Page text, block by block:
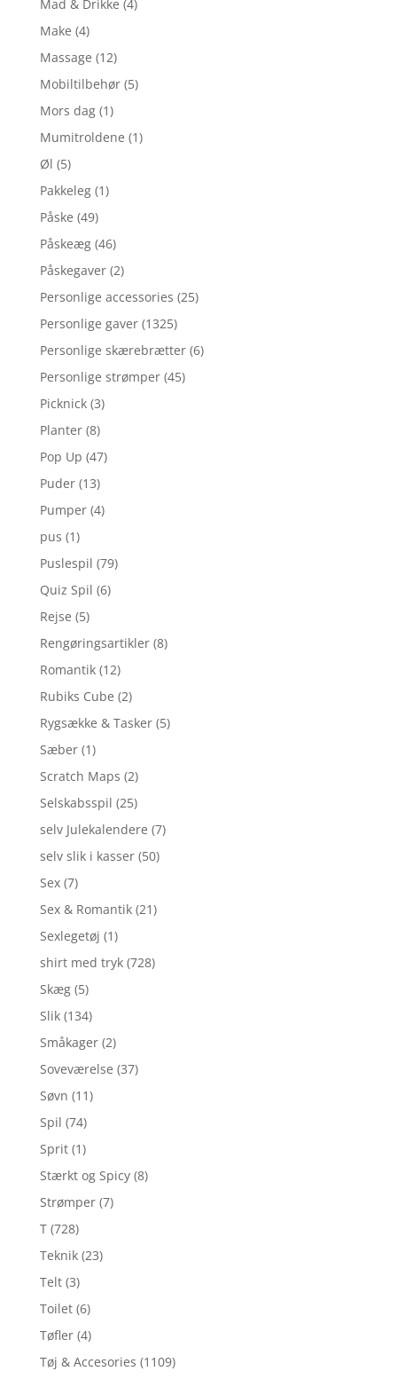
Mad & Drikke (4)
Make (4)
Massage (12)
Mobiltilbehør (5)
Mors dag (1)
Mumitroldene (1)
Øl (5)
Pakkeleg (1)
Påske (49)
Påskeæg (46)
Påskegaver (2)
Personlige accessories (25)
Personlige gaver (1325)
Personlige skærebrætter (6)
Personlige strømper (45)
Picknick (3)
Planter (8)
Pop Up (47)
Puder (13)
Pumper (4)
pus (1)
Puslespil (79)
Quiz Spil (6)
Rejse (5)
Rengøringsartikler (8)
Romantik (12)
Rubiks Cube (2)
Rygsække & Tasker (5)
Sæber (1)
Scratch Maps (2)
Selskabsspil (25)
selv Julekalendere (7)
selv slik i kasser (50)
Sex (7)
Sex & Romantik (21)
Sexlegetøj (1)
shirt med tryk (728)
Skæg (5)
Slik (134)
Småkager (2)
Soveværelse (37)
Søvn (11)
Spil (74)
Sprit (1)
Stærkt og Spicy (8)
Strømper (7)
T (728)
Teknik (23)
Telt (3)
Toilet (6)
Tøfler (4)
Tøj & Accesories (1109)